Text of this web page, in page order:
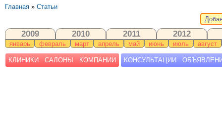
Главная » Статьи
2009 2010 2011 2012
январь февраль март апрель май июнь июль август
КЛИНИКИ САЛОНЫ КОМПАНИИ КОНСУЛЬТАЦИИ